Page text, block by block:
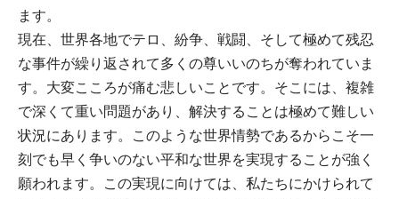
ます。
現在、世界各地でテロ、紛争、戦闘、そして極めて残忍
な事件が繰り返されて多くの尊いいのちが奪われていま
す。大変こころが痛む悲しいことです。そこには、複雑
で深くて重い問題があり、解決することは極めて難しい
状況にあります。このような世界情勢であるからこそ一
刻でも早く争いのない平和な世界を実現することが強く
願われます。この実現に向けては、私たちにかけられて